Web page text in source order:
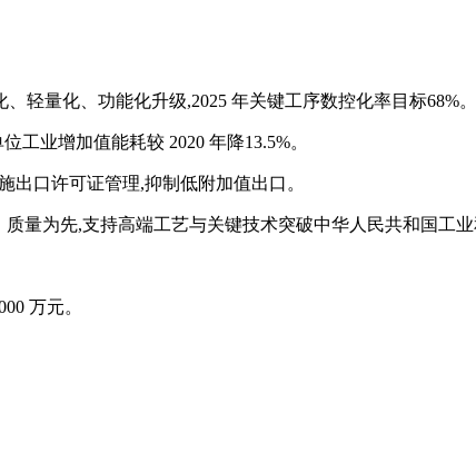
轻量化、功能化升级,2025 年关键工序数控化率目标68%。
工业增加值能耗较 2020 年降13.5%。
出口许可证管理,抑制低附加值出口。
量为先,支持高端工艺与关键技术突破中华人民共和国工业
万元。